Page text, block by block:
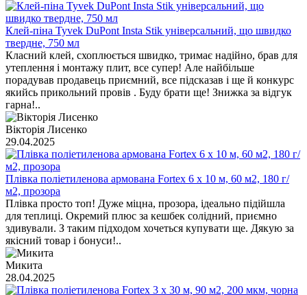
Клей-піна Tyvek DuPont Insta Stik універсальний, що швидко
твердне, 750 мл
Класний клей, схоплюється швидко, тримає надійно, брав для
утеплення і монтажу плит, все супер! Але найбільше
порадував продавець приємний, все підсказав і ще й конкурс
якийсь прикольний провів . Буду брати ще! Знижка за відгук
гарна!..
Вікторія Лисенко
29.04.2025
Плівка поліетиленова армована Fortex 6 x 10 м, 60 м2, 180 г/
м2, прозора
Плівка просто топ! Дуже міцна, прозора, ідеально підійшла
для теплиці. Окремий плюс за кешбек солідний, приємно
здивували. З таким підходом хочеться купувати ще. Дякую за
якісний товар і бонуси!..
Микита
28.04.2025